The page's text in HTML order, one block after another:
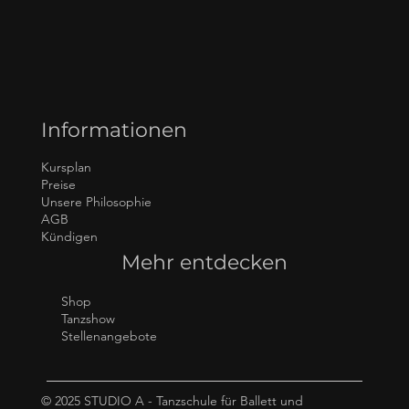
Informationen
Kursplan
Preise
Unsere Philosophie
AGB
Kündigen
Mehr entdecken
Shop
Tanzshow
Stellenangebote
© 2025 STUDIO A - Tanzschule für Ballett und